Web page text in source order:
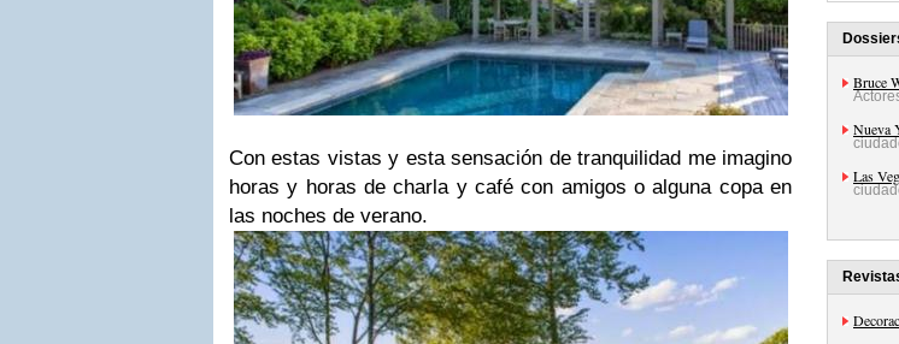
Con estas vistas y esta sensación de tranquilidad me imagino
horas y horas de charla y café con amigos o alguna copa en
las noches de verano.
Bruce
Nueva
Las